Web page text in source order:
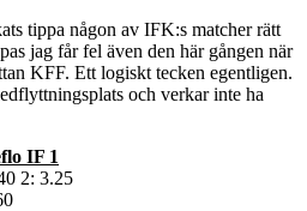
tippa någon av IFK:s matcher rätt
jag får fel även den här gången när
KFF. Ett logiskt tecken egentligen.
och verkar inte ha
IF 1
2: 3.25